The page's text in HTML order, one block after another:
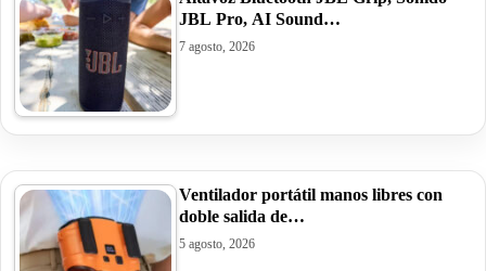
JBL Pro, AI Sound…
7 agosto, 2026
Ventilador portátil manos libres con
doble salida de…
5 agosto, 2026